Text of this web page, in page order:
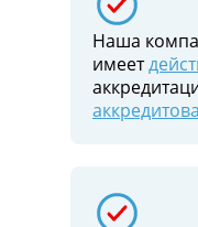
Наша
имеет